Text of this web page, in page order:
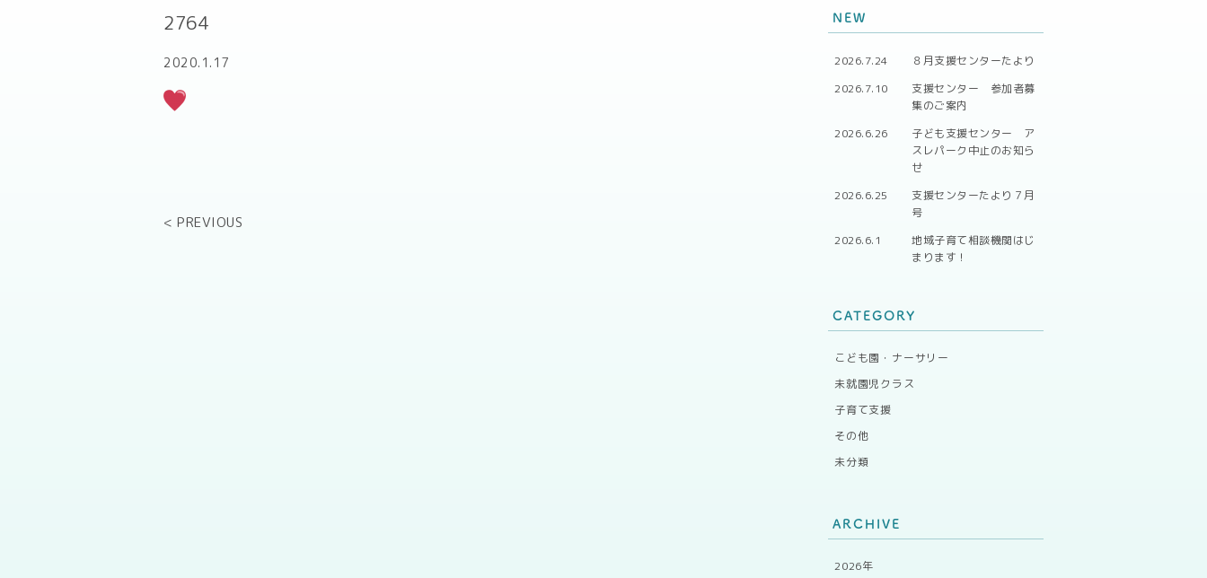
2764
2020.1.17
< PREVIOUS
NEW
2026.7.24
８月支援センターたより
2026.7.10
支援センター 参加者募
集のご案内
2026.6.26
子ども支援センター ア
スレパーク中止のお知ら
せ
2026.6.25
支援センターたより７月
号
2026.6.1
地域子育て相談機関はじ
まります！
CATEGORY
こども園・ナーサリー
未就園児クラス
子育て支援
その他
未分類
ARCHIVE
2026年